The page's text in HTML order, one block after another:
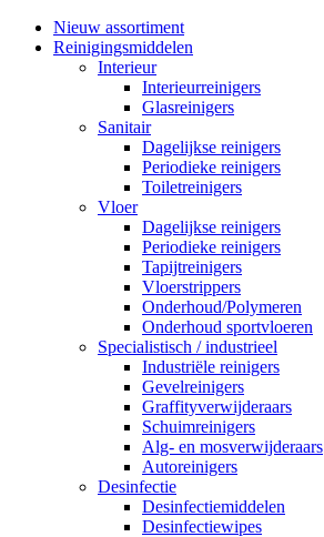
Nieuw assortiment
Reinigingsmiddelen
Interieur
Interieurreinigers
Glasreinigers
Sanitair
Dagelijkse reinigers
Periodieke reinigers
Toiletreinigers
Vloer
Dagelijkse reinigers
Periodieke reinigers
Tapijtreinigers
Vloerstrippers
Onderhoud/Polymeren
Onderhoud sportvloeren
Specialistisch / industrieel
Industriële reinigers
Gevelreinigers
Graffityverwijderaars
Schuimreinigers
Alg- en mosverwijderaars
Autoreinigers
Desinfectie
Desinfectiemiddelen
Desinfectiewipes